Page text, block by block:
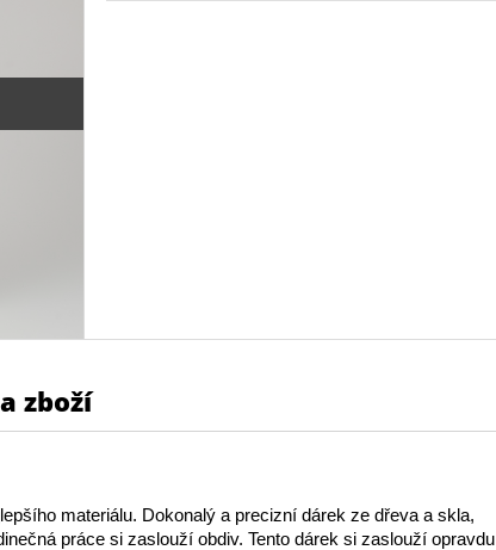
zboží
materiálu. Dokonalý a precizní dárek ze dřeva a skla,
práce si zaslouží obdiv. Tento dárek si zaslouží opravdu